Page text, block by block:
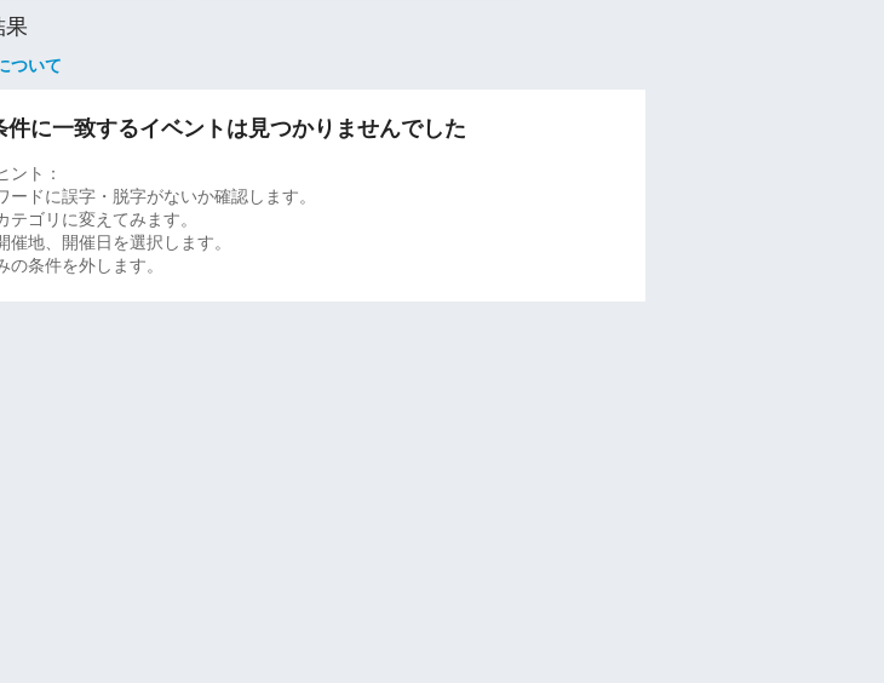
果
ついて
件に一致するイベントは見つかりませんでした
ント：
ードに誤字・脱字がないか確認します。
テゴリに変えてみます。
催地、開催日を選択します。
の条件を外します。